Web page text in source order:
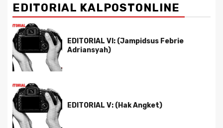
EDITORIAL KALPOSTONLINE
EDITORIAL VI: (Jampidsus Febrie
Adriansyah)
EDITORIAL V: (Hak Angket)